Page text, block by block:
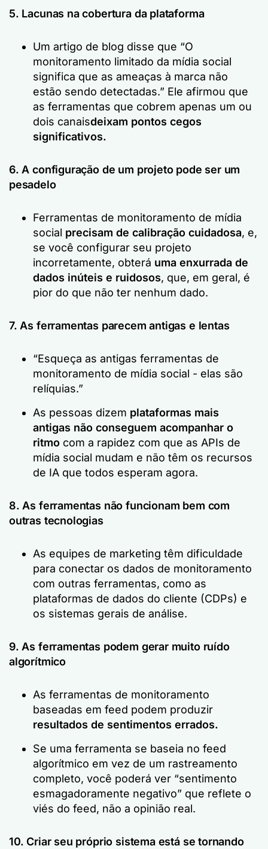
5. Lacunas na cobertura da plataforma
Um artigo de blog disse que “O
monitoramento limitado da mídia social
significa que as ameaças à marca não
estão sendo detectadas.” Ele afirmou que
as ferramentas que cobrem apenas um ou
dois canaisdeixam pontos cegos
significativos.
6. A configuração de um projeto pode ser um
pesadelo
Ferramentas de monitoramento de mídia
social precisam de calibração cuidadosa, e,
se você configurar seu projeto
incorretamente, obterá uma enxurrada de
dados inúteis e ruidosos, que, em geral, é
pior do que não ter nenhum dado.
7. As ferramentas parecem antigas e lentas
“Esqueça as antigas ferramentas de
monitoramento de mídia social - elas são
relíquias.”
As pessoas dizem plataformas mais
antigas não conseguem acompanhar o
ritmo com a rapidez com que as APIs de
mídia social mudam e não têm os recursos
de IA que todos esperam agora.
8. As ferramentas não funcionam bem com
outras tecnologias
As equipes de marketing têm dificuldade
para conectar os dados de monitoramento
com outras ferramentas, como as
plataformas de dados do cliente (CDPs) e
os sistemas gerais de análise.
9. As ferramentas podem gerar muito ruído
algorítmico
As ferramentas de monitoramento
baseadas em feed podem produzir
resultados de sentimentos errados.
Se uma ferramenta se baseia no feed
algorítmico em vez de um rastreamento
completo, você poderá ver “sentimento
esmagadoramente negativo” que reflete o
viés do feed, não a opinião real.
10. Criar seu próprio sistema está se tornando